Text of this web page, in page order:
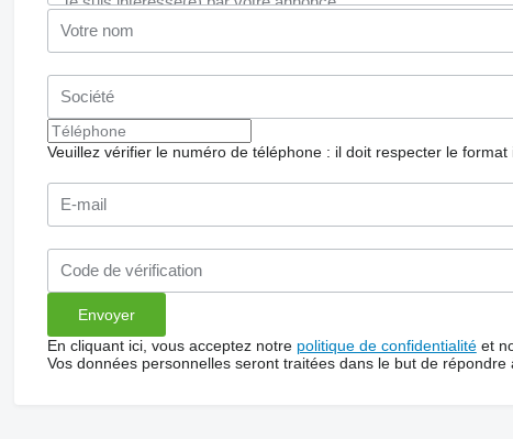
Veuillez vérifier le numéro de téléphone : il doit respecter le
En cliquant ici, vous acceptez notre politique de confidentialitéet
Vos données personnelles seront traitées dans le but de répondre